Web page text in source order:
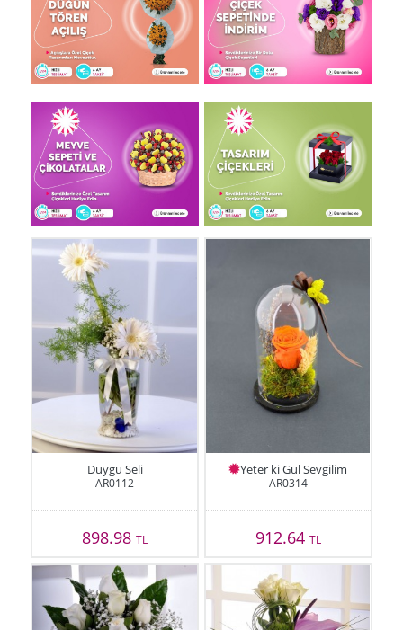
Duygu Seli
AR0112
898.98TL
Yeter ki Gül Sevgilim
AR0314
912.64 TL